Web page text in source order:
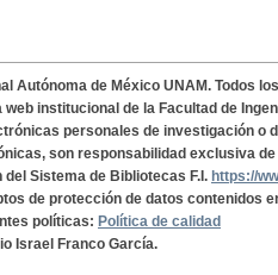
Autónoma de México UNAM. Todos
web institucional de la Facultad de
personales de investigación o
son responsabilidad exclusiva
Sistema de Bibliotecas F.I. https://
de protección de datos contenidos
políticas: Política de calidad
Israel Franco García.